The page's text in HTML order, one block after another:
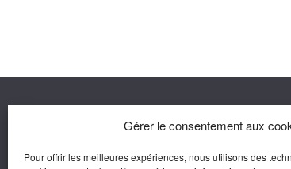
Gérer le consentement aux
Pour offrir les meilleures expériences, nous utilisons des